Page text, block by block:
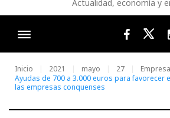
Actualidad, economía y
Facebook
Inicio 2021 mayo 27
Ayudas de 700 a 3.000 euros para favorecer
las empresas conquenses